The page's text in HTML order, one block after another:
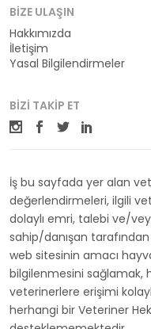
BIZE ULAŞIN
Hakkımızda
İletişim
Yasal Bilgilendirmeler
BIZI TAKIP ET
İş bu sayfada yer alan
değerlendirmeleri, ilgili
dolaylı emri, talebi ve/
sahip/danışan tarafından
web sitesinin amacı
bilgilenmesini sağlamak,
veterinerlere erişimi
herhangi bir Veteriner